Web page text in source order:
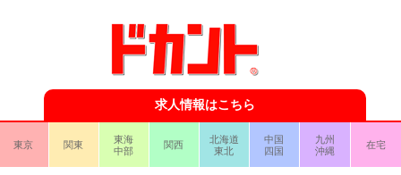
求人情報はこちら
東京 関東
東海
中部
関西
北海道
東北
中国
四国
九州
沖縄
在宅